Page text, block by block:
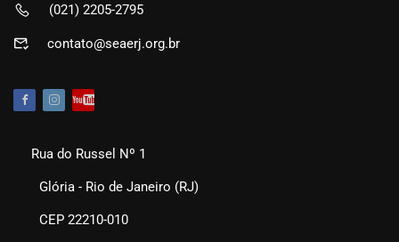
(021) 2205-2795
contato@seaerj.org.br
Rua do Russel Nº 1
Glória - Rio de Janeiro (RJ)
CEP 22210-010